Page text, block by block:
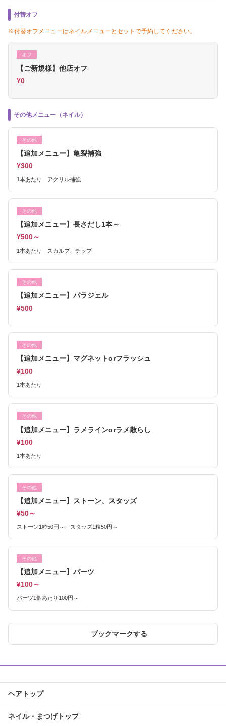
付替オフ
※付替オフメニューはネイルメニューとセットで予約してください。
オフ
【ご新規様】他店オフ
¥0
その他メニュー（ネイル）
その他
【追加メニュー】亀裂補強
¥300
1本あたり アクリル補強
その他
【追加メニュー】長さだし1本～
¥500～
1本あたり スカルプ、チップ
その他
【追加メニュー】パラジェル
¥500
その他
【追加メニュー】マグネットorフラッシュ
¥100
1本あたり
その他
【追加メニュー】ラメラインorラメ散らし
¥100
1本あたり
その他
【追加メニュー】ストーン、スタッズ
¥50～
ストーン1粒50円～、スタッズ1粒50円～
その他
【追加メニュー】パーツ
¥100～
パーツ1個あたり100円～
ブックマークする
ヘアトップ
ネイル・まつげトップ